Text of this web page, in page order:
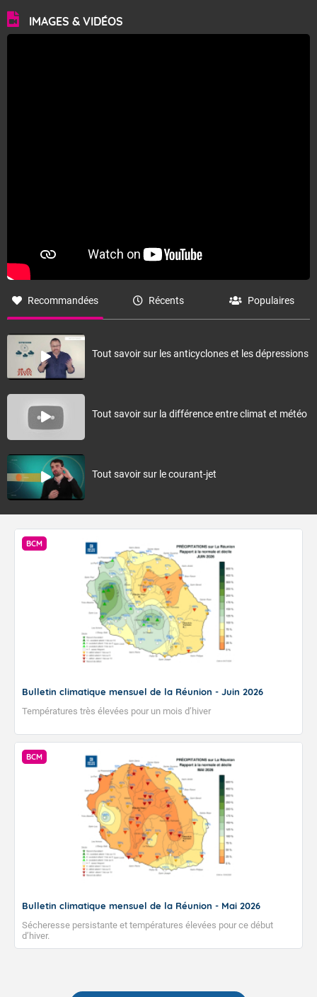
assez significatif autour du 30 avril et 1er mai. Par la suite, l'alizé de
sud-est sera de retour pour la première décade de mai, avec une
alternance de périodes sèches et de passages plus humides. En
que la normale. En lien avec des eaux plus chaudes que la normale
au voisinage des Mascareignes, les températures resteront le plus
souvent au-dessus des normales, même si une baisse temporaire
est probable aux premiers jours de mai à l'arrière du front froid.
IMAGES & VIDÉOS
Recommandées Récents Populaires
Tout savoir sur les anticyclones et les dépressions
Tout savoir sur la différence entre climat et météo
Tout savoir sur le courant-jet
BCM
Bulletin climatique mensuel de la Réunion - Juin 2026
Températures très élevées pour un mois d’hiver
BCM
Bulletin climatique mensuel de la Réunion - Mai 2026
Sécheresse persistante et températures élevées pour ce début
d’hiver.